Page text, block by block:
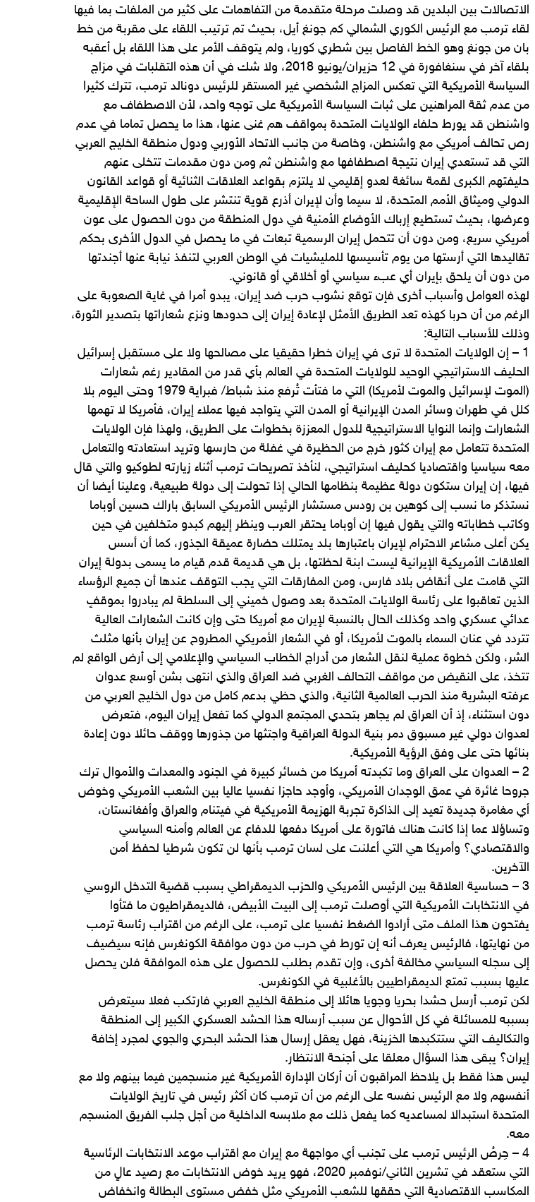
الاتصالات بين البلدين قد وصلت مرحلة متقدمة من التفاهمات على كثير من الملفات بما فيها
لقاء ترمب مع الرئيس الكوري الشمالي كم جونغ أيل، بحيث تم ترتيب اللقاء على مقربة من خط
بان من جونغ وهو الخط الفاصل بين شطري كوريا، ولم يتوقف الأمر على هذا اللقاء بل أعقبه
بلقاء آخر في سنغافورة في 12 حزيران/يونيو 2018، ولا شك في أن هذه التقلبات في مزاج
السياسة الأمريكية التي تعكس المزاج الشخصي غير المستقر للرئيس دونالد ترمب، تترك كثيرا
من عدم ثقة المراهنين على ثبات السياسة الأمريكية على توجه واحد، لأن الاصطفاف مع
واشنطن قد يورط حلفاء الولايات المتحدة بمواقف هم غنى عنها، هذا ما يحصل تماما في عدم
رص تحالف أمريكي مع واشنطن، وخاصة من جانب الاتحاد الأوربي ودول منطقة الخليج العربي
التي قد تستعدي إيران نتيجة اصطفافها مع واشنطن ثم ومن دون مقدمات تتخلى عنهم
حليفتهم الكبرى لقمة سائغة لعدو إقليمي لا يلتزم بقواعد العلاقات الثنائية أو قواعد القانون
الدولي وميثاق الأمم المتحدة، لا سيما وأن لإيران أذرع قوية تنتشر على طول الساحة الإقليمية
وعرضها، بحيث تستطيع إرباك الأوضاع الأمنية في دول المنطقة من دون الحصول على عون
أمريكي سريع، ومن دون أن تتحمل إيران الرسمية تبعات في ما يحصل في الدول الأخرى بحكم
تقاليدها التي أرستها من يوم تأسيسها للمليشيات في الوطن العربي لتنفذ نيابة عنها أجندتها
من دون أن يلحق بإيران أي عبء سياسي أو أخلاقي أو قانوني.
لهذه العوامل وأسباب أخرى فإن توقع نشوب حرب ضد إيران، يبدو أمرا في غاية الصعوبة على
الرغم من أن حربا كهذه تعد الطريق الأمثل لإعادة إيران إلى حدودها ونزع شعاراتها بتصدير الثورة،
وذلك للأسباب التالية:
1 – إن الولايات المتحدة لا ترى في إيران خطرا حقيقيا على مصالحها ولا على مستقبل إسرائيل
الحليف الاستراتيجي الوحيد للولايات المتحدة في العالم بأي قدر من المقادير رغم شعارات
(الموت لإسرائيل والموت لأمريكا) التي ما فتأت تُرفع منذ شباط/ فبراية 1979 وحتى اليوم بلا
كلل في طهران وسائر المدن الإيرانية أو المدن التي يتواجد فيها عملاء إيران، فأمريكا لا تهمها
الشعارات وإنما النوايا الاستراتيجية للدول المعززة بخطوات على الطريق، ولهذا فإن الولايات
المتحدة تتعامل مع إيران كثور خرج من الحظيرة في غفلة من حارسها وتريد استعادته والتعامل
معه سياسيا واقتصاديا كحليف استراتيجي، لنأخذ تصريحات ترمب أثناء زيارته لطوكيو والتي قال
فيها، إن إيران ستكون دولة عظيمة بنظامها الحالي إذا تحولت إلى دولة طبيعية، وعلينا أيضا أن
نستذكر ما نسب إلى كوهين بن رودس مستشار الرئيس الأمريكي السابق باراك حسين أوباما
وكاتب خطاباته والتي يقول فيها إن أوباما يحتقر العرب وينظر إليهم كبدو متخلفين في حين
يكن أعلى مشاعر الاحترام لإيران باعتبارها بلد يمتلك حضارة عميقة الجذور، كما أن أسس
العلاقات الأمريكية الإيرانية ليست ابنة لحظتها، بل هي قديمة قدم قيام ما يسمى بدولة إيران
التي قامت على أنقاض بلاد فارس، ومن المفارقات التي يجب التوقف عندها أن جميع الرؤساء
الذين تعاقبوا على رئاسة الولايات المتحدة بعد وصول خميني إلى السلطة لم يبادروا بموقفٍ
عدائي عسكري واحد وكذلك الحال بالنسبة لإيران مع أمريكا حتى وإن كانت الشعارات العالية
تتردد في عنان السماء بالموت لأمريكا، أو في الشعار الأمريكي المطروح عن إيران بأنها مثلث
الشر، ولكن خطوة عملية لنقل الشعار من أدراج الخطاب السياسي والإعلامي إلى أرض الواقع لم
تتخذ، على النقيض من مواقف التحالف الغربي ضد العراق والذي انتهى بشن أوسع عدوان
عرفته البشرية منذ الحرب العالمية الثانية، والذي حظي بدعم كامل من دول الخليج العربي من
دون استثناء، إذ أن العراق لم يجاهر بتحدي المجتمع الدولي كما تفعل إيران اليوم، فتعرض
لعدوان دولي غير مسبوق دمر بنية الدولة العراقية واجتثها من جذورها ووقف حائلا دون إعادة
بنائها حتى على وفق الرؤية الأمريكية.
2 – العدوان على العراق وما تكبدته أمريكا من خسائر كبيرة في الجنود والمعدات والأموال ترك
جروحا غائرة في عمق الوجدان الأمريكي، وأوجد حاجزا نفسيا عاليا بين الشعب الأمريكي وخوض
أي مغامرة جديدة تعيد إلى الذاكرة تجربة الهزيمة الأمريكية في فيتنام والعراق وأفغانستان،
وتساؤلا عما إذا كانت هناك فاتورة على أمريكا دفعها للدفاع عن العالم وأمنه السياسي
والاقتصادي؟ وأمريكا هي التي أعلنت على لسان ترمب بأنها لن تكون شرطيا لحفظ أمن
الآخرين.
3 – حساسية العلاقة بين الرئيس الأمريكي والحزب الديمقراطي بسبب قضية التدخل الروسي
في الانتخابات الأمريكية التي أوصلت ترمب إلى البيت الأبيض، فالديمقراطيون ما فتأوا
يفتحون هذا الملف متى أرادوا الضغط نفسيا على ترمب، على الرغم من اقتراب رئاسة ترمب
من نهايتها، فالرئيس يعرف أنه إن تورط في حرب من دون موافقة الكونغرس فإنه سيضيف
إلى سجله السياسي مخالفة أخرى، وإن تقدم بطلب للحصول على هذه الموافقة فلن يحصل
عليها بسبب تمتع الديمقراطيين بالأغلبية في الكونغرس.
لكن ترمب أرسل حشدا بحريا وجويا هائلا إلى منطقة الخليج العربي فارتكب فعلا سيتعرض
بسببه للمسائلة في كل الأحوال عن سبب أرساله هذا الحشد العسكري الكبير إلى المنطقة
والتكاليف التي ستتكبدها الخزينة، فهل يعقل إرسال هذا الحشد البحري والجوي لمجرد إخافة
إيران؟ يبقى هذا السؤال معلقا على أجنحة الانتظار.
ليس هذا فقط بل يلاحظ المراقبون أن أركان الإدارة الأمريكية غير منسجمين فيما بينهم ولا مع
أنفسهم ولا مع الرئيس نفسه على الرغم من أن ترمب كان أكثر رئيس في تاريخ الولايات
المتحدة استبدالا لمساعديه كما يفعل ذلك مع ملابسه الداخلية من أجل جلب الفريق المنسجم
معه.
4 – حِرصُ الرئيس ترمب على تجنب أي مواجهة مع إيران مع اقتراب موعد الانتخابات الرئاسية
التي ستعقد في تشرين الثاني/نوفمبر 2020، فهو يريد خوض الانتخابات مع رصيد عالٍ من
المكاسب الاقتصادية التي حققها للشعب الأمريكي مثل خفض مستوى البطالة وانخفاض